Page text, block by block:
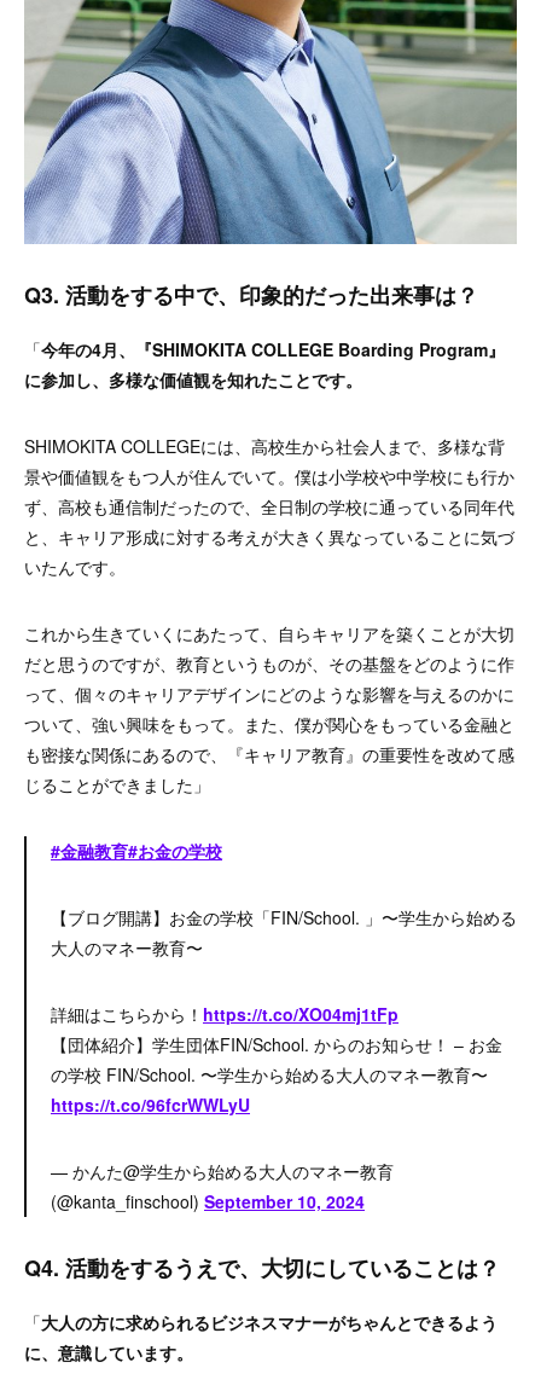
Q3. 活動をする中で、印象的だった出来事は？
「今年の4月、『SHIMOKITA COLLEGE Boarding Program』
に参加し、多様な価値観を知れたことです。
SHIMOKITA COLLEGEには、高校生から社会人まで、多様な背
景や価値観をもつ人が住んでいて。僕は小学校や中学校にも行か
ず、高校も通信制だったので、全日制の学校に通っている同年代
と、キャリア形成に対する考えが大きく異なっていることに気づ
いたんです。
これから生きていくにあたって、自らキャリアを築くことが大切
だと思うのですが、教育というものが、その基盤をどのように作
って、個々のキャリアデザインにどのような影響を与えるのかに
ついて、強い興味をもって。また、僕が関心をもっている金融と
も密接な関係にあるので、『キャリア教育』の重要性を改めて感
じることができました」
#金融教育#お金の学校
【ブログ開講】お金の学校「FIN/School. 」〜学生から始める
大人のマネー教育〜
詳細はこちらから！ https://t.co/XO04mj1tFp
【団体紹介】学生団体FIN/School. からのお知らせ！ – お金
の学校 FIN/School. 〜学生から始める大人のマネー教育〜
https://t.co/96fcrWWLyU
— かんた@学生から始める大人のマネー教育
(@kanta_finschool) September 10, 2024
Q4. 活動をするうえで、大切にしていることは？
「大人の方に求められるビジネスマナーがちゃんとできるよう
に、意識しています。